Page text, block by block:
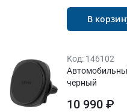
В
Код: 146102
черный
10 990 ₽